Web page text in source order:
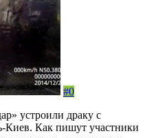
#0
устроили драку с
Киев. Как пишут участники